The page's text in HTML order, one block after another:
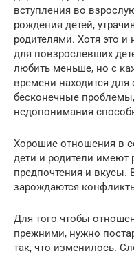
вступления во
рождения детей,
родителями. Хотя это и
для повзрослевших
любить меньше, но с
времени находится
бесконечные
недопонимания
Хорошие отношения в
дети и родители имеют
предпочтения и вкусы.
зарождаются
Для того чтобы
прежними, нужно
так, что изменилось.